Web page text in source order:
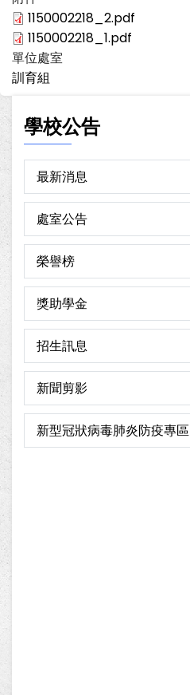
1150002218_2.pdf
1150002218_1.pdf
單位處室
訓育組
學校公告
最新消息
處室公告
榮譽榜
獎助學金
招生訊息
新聞剪影
新型冠狀病毒肺炎防疫專區